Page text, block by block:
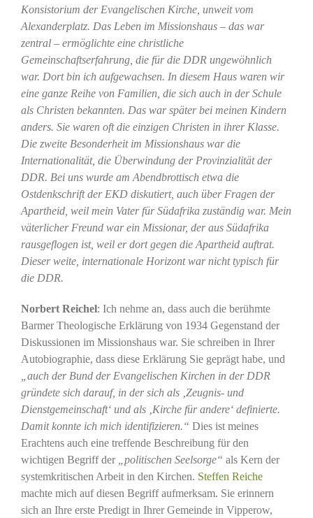
Konsistorium der Evangelischen Kirche, unweit vom
Alexanderplatz. Das Leben im Missionshaus – das war
zentral – ermöglichte eine christliche
Gemeinschaftserfahrung, die für die DDR ungewöhnlich
war. Dort bin ich aufgewachsen. In diesem Haus waren wir
eine ganze Reihe von Familien, die sich auch in der Schule
als Christen bekannten. Das war später bei meinen Kindern
anders. Sie waren oft die einzigen Christen in ihrer Klasse.
Die zweite Besonderheit im Missionshaus war die
Internationalität, die Überwindung der Provinzialität der
DDR. Bei uns wurde am Abendbrottisch etwa die
Ostdenkschrift der EKD diskutiert, auch über Fragen der
Apartheid, weil mein Vater für Südafrika zuständig war. Mein
väterlicher Freund war ein Missionar, der aus Südafrika
rausgeflogen ist, weil er dort gegen die Apartheid auftrat.
Dieser weite, internationale Horizont war nicht typisch für
die DDR.
Norbert Reichel: Ich nehme an, dass auch die berühmte
Barmer Theologische Erklärung von 1934 Gegenstand der
Diskussionen im Missionshaus war. Sie schreiben in Ihrer
Autobiographie, dass diese Erklärung Sie geprägt habe, und
„auch der Bund der Evangelischen Kirchen in der DDR
gründete sich darauf, in der sich als ‚Zeugnis- und
Dienstgemeinschaft‘ und als ‚Kirche für andere‘ definierte.
Damit konnte ich mich identifizieren.“ Dies ist meines
Erachtens auch eine treffende Beschreibung für den
wichtigen Begriff der
„politischen Seelsorge“ als Kern der
systemkritischen Arbeit in den Kirchen. Steffen Reiche
machte mich auf diesen Begriff aufmerksam. Sie erinnern
sich an Ihre erste Predigt in Ihrer Gemeinde in Vipperow,